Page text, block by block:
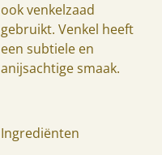
ook venkelzaad
gebruikt. Venkel heeft
een subtiele en
anijsachtige smaak.
Ingrediënten